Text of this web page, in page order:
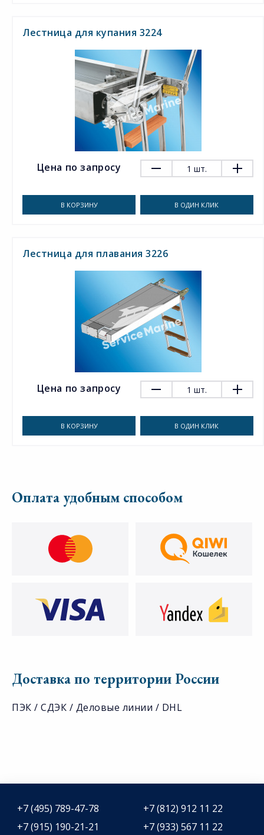
Лестница для купания 3224
Цена по запросу 1 шт.
В КОРЗИНУ В ОДИН КЛИК
Лестница для плавания 3226
Цена по запросу 1 шт.
В КОРЗИНУ В ОДИН КЛИК
Оплата удобным способом
Доставка по территории России
ПЭК / СДЭК / Деловые линии / DHL
+7 (495) 789-47-78
+7 (812) 912 11 22
+7 (915) 190-21-21
+7 (933) 567 11 22